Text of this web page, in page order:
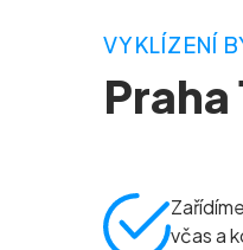
VYKLÍZENÍ
včas a